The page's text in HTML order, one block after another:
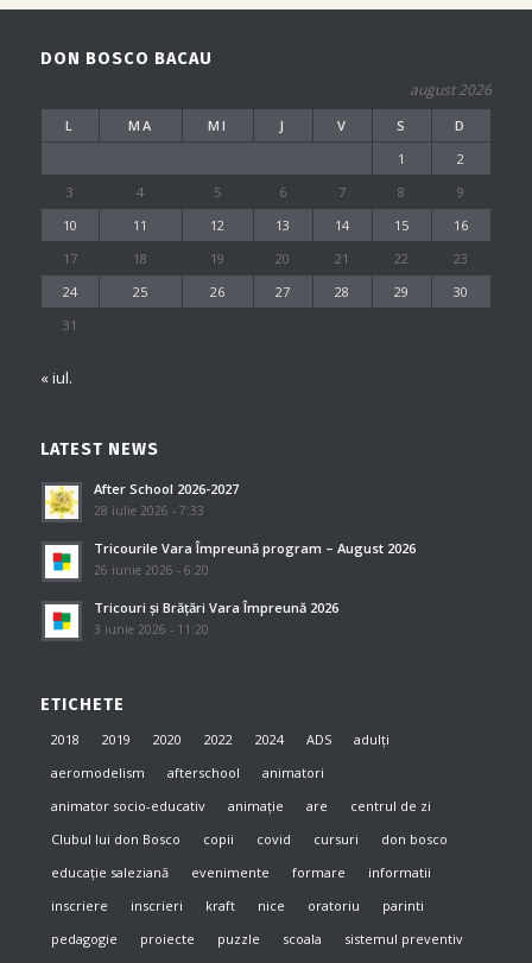
DON BOSCO BACAU
august 2026
L MA MI J V S
D
1
2
3
4 5 6 7 8
9
10
11 12 13 14 15
16
17
18 19 20 21 22
23
24
25 26 27 28 29
30
31
« iul.
LATEST NEWS
After School 2026-2027
28 iulie 2026 - 7:33
Tricourile Vara Împreună program – August 2026
26 iunie 2026 - 6:20
Tricouri și Brățări Vara Împreună 2026
3 iunie 2026 - 11:20
ETICHETE
2018 2019 2020 2022 2024 ADS
adulți
aeromodelism
afterschool
animatori
animator socio-educativ
animație are
centrul de zi
Clubul lui don Bosco
copii covid cursuri
don bosco
educație saleziană
evenimente formare
informatii
inscriere
inscrieri kraft nice oratoriu
parinti
pedagogie
proiecte puzzle scoala
sistemul preventiv